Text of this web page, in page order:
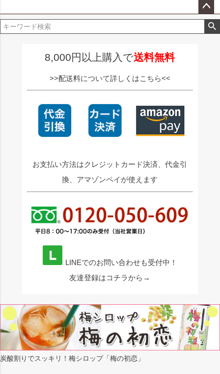
ペー
ジト
8,000円以上購入で送料無料
>>配送料について詳しくはこちら<<
お支払い方法はクレジットカード決済、代金引
換、アマゾンペイが使えます
LINEでのお問い合わせも受付中！
友達登録はコチラから→
炭酸割りでスッキリ！梅シロップ「梅の初恋」